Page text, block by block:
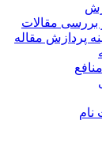
بررسی مقالات
پردازش مقاله
نام